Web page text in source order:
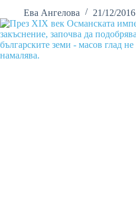
Ева Ангелова
21/12/2016